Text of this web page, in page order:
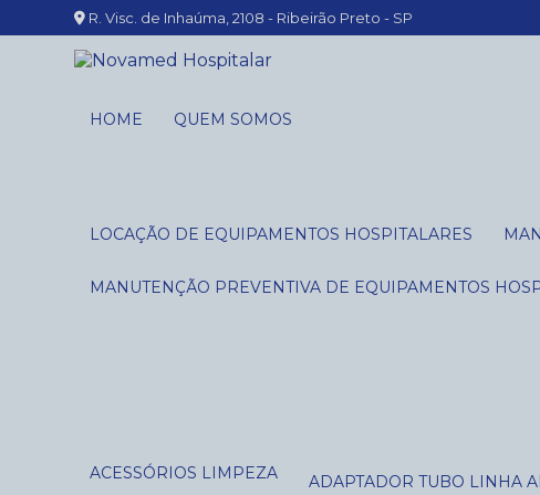
R. Visc. de Inhaúma, 2108 - Ribeirão Preto - SP
HOME QUEM SOMOS
LOCAÇÃO DE EQUIPAMENTOS HOSPITALARES
MANUTENÇÃO PREVENTIVA DE EQUIPAMENTOS
ACESSÓRIOS LIMPEZA ADAPTADOR TUBO LINHA